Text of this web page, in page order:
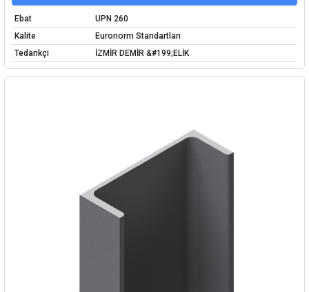
Ebat
UPN 260
Kalite
Euronorm Standartları
Tedarikçi
İZMİR DEMİR &#199;ELİK